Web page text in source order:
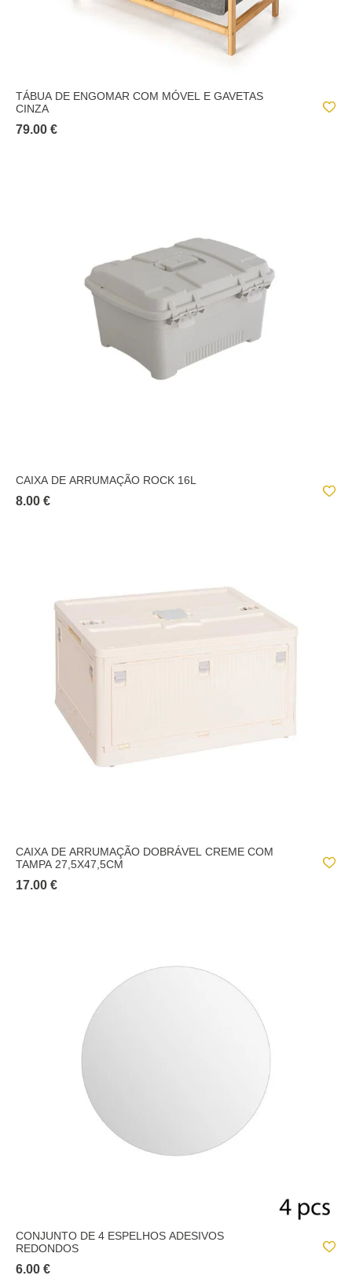
TÁBUA DE ENGOMAR COM MÓVEL E GAVETAS
CINZA
79.00 €
CAIXA DE ARRUMAÇÃO ROCK 16L
8.00 €
CAIXA DE ARRUMAÇÃO DOBRÁVEL CREME COM
TAMPA 27,5X47,5CM
17.00 €
CONJUNTO DE 4 ESPELHOS ADESIVOS
REDONDOS
6.00 €